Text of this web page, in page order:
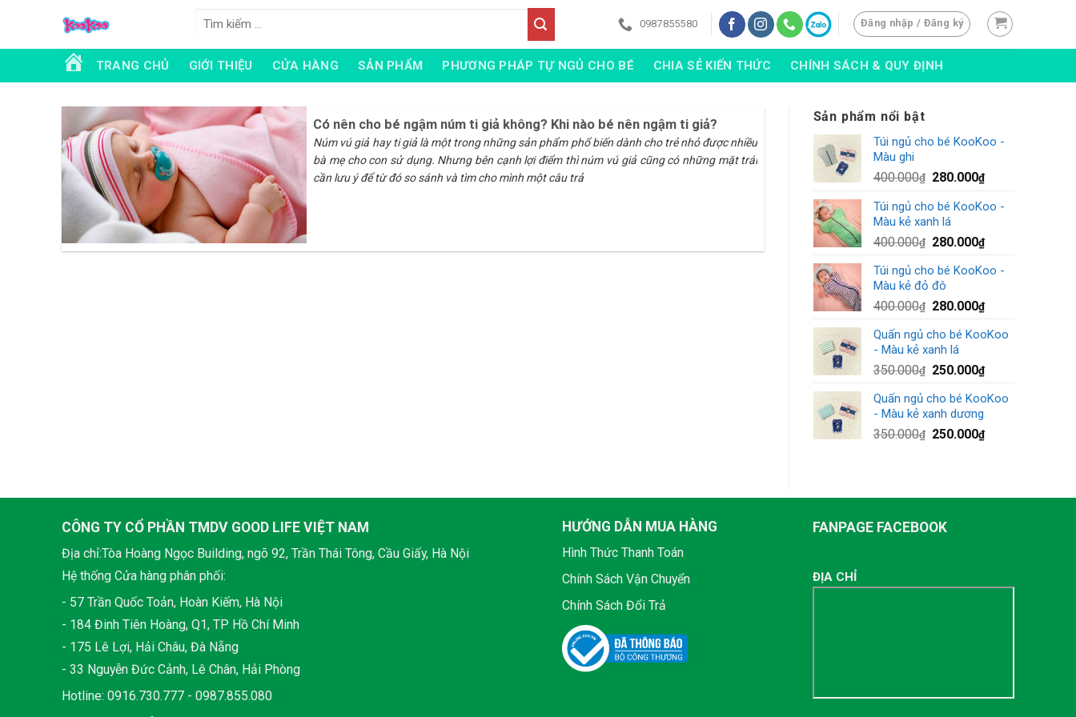
content
0987855580 Đăng nhập / Đăng ký
TRANG CHỦ GIỚI THIỆU CỬA HÀNG SẢN PHẨM PHƯƠNG PHÁP TỰ NGỦ CHO BÉ CHIA SẺ KIẾN THỨC CHÍNH SÁCH & QUY ĐỊNH
Có nên cho bé ngậm núm ti giả không? Khi nào bé nên ngậm ti giả?
Núm vú giả hay ti giả là một trong những sản phẩm phổ biến dành cho trẻ nhỏ được nhiều
bà mẹ cho con sử dụng. Nhưng bên cạnh lợi điểm thì núm vú giả cũng có những mặt trái
cần lưu ý để từ đó so sánh và tìm cho mình một câu trả
Sản phẩm nổi bật
Túi ngủ cho bé KooKoo -
Màu ghi
400.000₫ 280.000₫
Túi ngủ cho bé KooKoo -
Màu kẻ xanh lá
400.000₫ 280.000₫
Túi ngủ cho bé KooKoo -
Màu kẻ đỏ đô
400.000₫ 280.000₫
Quấn ngủ cho bé KooKoo
- Màu kẻ xanh lá
350.000₫ 250.000₫
Quấn ngủ cho bé KooKoo
- Màu kẻ xanh dương
350.000₫ 250.000₫
CÔNG TY CỔ PHẦN TMDV GOOD LIFE VIỆT NAM
Địa chỉ:Tòa Hoàng Ngọc Building, ngõ 92, Trần Thái Tông, Cầu Giấy, Hà Nội
Hệ thống Cửa hàng phân phối:
- 57 Trần Quốc Toản, Hoàn Kiếm, Hà Nội
- 184 Đinh Tiên Hoàng, Q1, TP Hồ Chí Minh
- 175 Lê Lợi, Hải Châu, Đà Nẵng
- 33 Nguyễn Đức Cảnh, Lê Chân, Hải Phòng
Hotline: 0916.730.777 - 0987.855.080
HƯỚNG DẪN MUA HÀNG
Hình Thức Thanh Toán
Chính Sách Vận Chuyển
Chính Sách Đổi Trả
FANPAGE FACEBOOK
ĐỊA CHỈ